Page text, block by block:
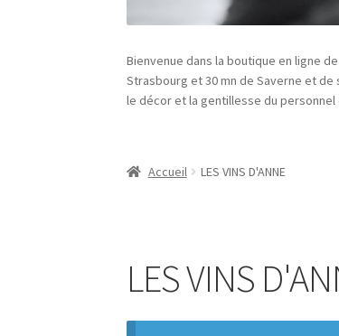
Bienvenue dans la boutique en ligne
Strasbourg et 30 mn de Saverne et
le décor et la gentillesse du
Accueil LES VINS D'ANNE
LES VINS